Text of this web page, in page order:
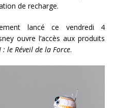
de recharge.
lancé ce vendredi 4
ouvre l’accès aux produits
le Réveil de la Force.